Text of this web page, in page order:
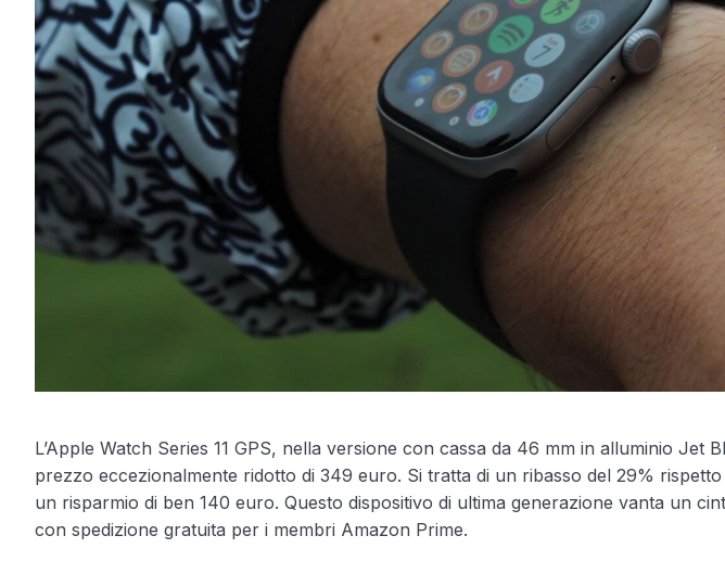
L’Apple Watch Series 11 GPS, nella versione con cassa da 46 mm in alluminio Jet
prezzo eccezionalmente ridotto di 349 euro. Si tratta di un ribasso del 29%
un risparmio di ben 140 euro. Questo dispositivo di ultima generazione vanta un
con spedizione gratuita per i membri Amazon Prime.